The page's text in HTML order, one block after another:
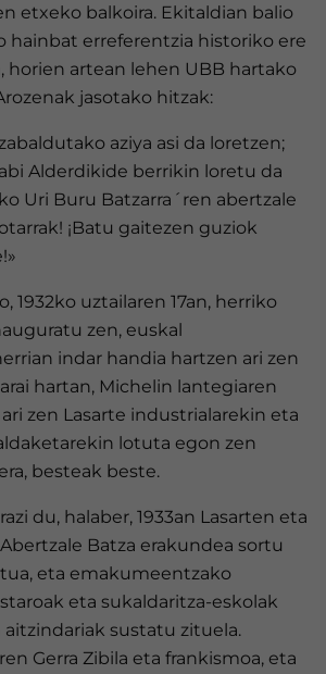
etxeko balkoira. Ekitaldian balio
hainbat erreferentzia historiko ere
horien artean lehen UBB hartako
jasotako hitzak:
aziya asi da loretzen;
Alderdikide berrikin loretu da
Uri Buru Batzarra´ren abertzale
¡Batu gaitezen guziok
1932ko uztailaren 17an, herriko
zen, euskal
indar handia hartzen ari zen
hartan, Michelin lantegiaren
zen Lasarte industrialarekin eta
lotuta egon zen
besteak beste.
du, halaber, 1933an Lasarten eta
Batza erakundea sortu
eta emakumeentzako
eta sukaldaritza-eskolak
sustatu zituela.
Gerra Zibila eta frankismoa, eta